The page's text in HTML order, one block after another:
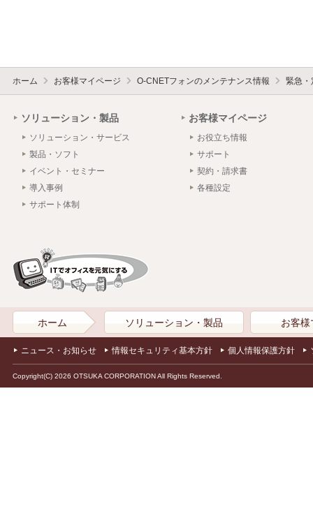
ホーム お客様マイページ O-CNETフォンのメンテナンス情報 緊急・
ソリューション・製品
ソリューション・サービス
製品・ソフト
イベント・セミナー
導入事例
サポート体制
お客様マイページ
お役立ち情報
サポート
契約・請求書
各種設定
ホーム ソリューション・製品 お客様
ニュース・お知らせ 情報セキュリティ基本方針 個人情報保護方針
Copyright(C) 2026 OTSUKA CORPORATION All Rights Reserved.